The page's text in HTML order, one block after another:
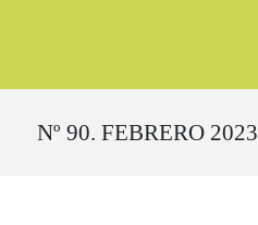
Nº 90. FEBRERO 2023